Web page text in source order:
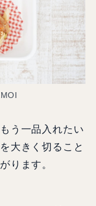
う一品入れたい
大きく切ること
ります。